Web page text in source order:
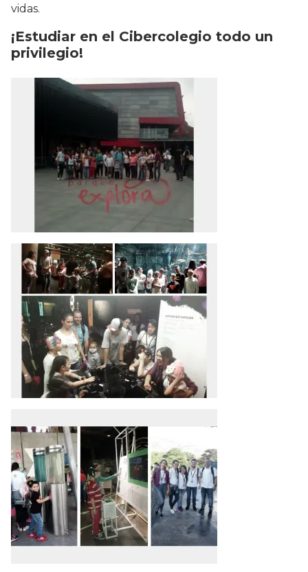
vidas.
¡Estudiar en el Cibercolegio todo un
privilegio!